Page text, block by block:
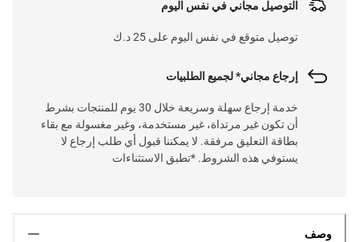
التوصيل مجاني في نفس اليوم
توصيل متوقع في نفس اليوم على 25 د.ك
إرجاع مجاني* لجميع الطلبيات
خدمة إرجاع سهلة وسريعة خلال 30 يوم للمنتجات بشرط
أن تكون غير مرتداة، غير مستخدمة، وغير مغسولة مع بقاء
بطاقة التعليق مرفقة. لا يمكننا قبول أي طلب إرجاع لا
يستوفي هذه الشروط. *تطبق الاستثناءات
وصف